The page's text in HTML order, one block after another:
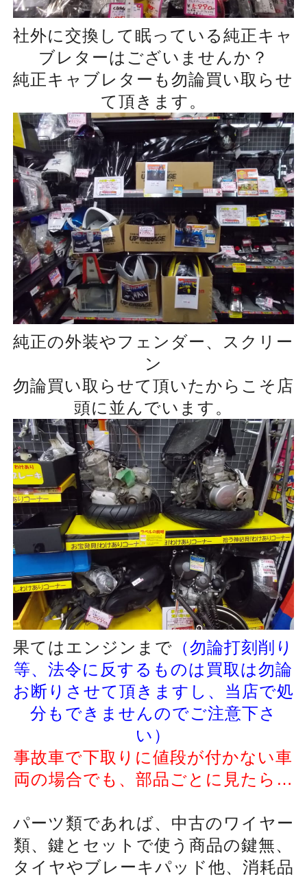
社外に交換して眠っている純正キャ
ブレターはございませんか？
純正キャブレターも勿論買い取らせ
て頂きます。
純正の外装やフェンダー、スクリー
ン
勿論買い取らせて頂いたからこそ店
頭に並んでいます。
果てはエンジンまで （勿論打刻削り
等、法令に反するものは買取は勿論
お断りさせて頂きますし、当店で処
分もできませんのでご注意下さ
い）
事故車で下取りに値段が付かない車
両の場合でも、部品ごとに見たら…
パーツ類であれば、中古のワイヤー
類、鍵とセットで使う商品の鍵無、
タイヤやブレーキパッド他、消耗品